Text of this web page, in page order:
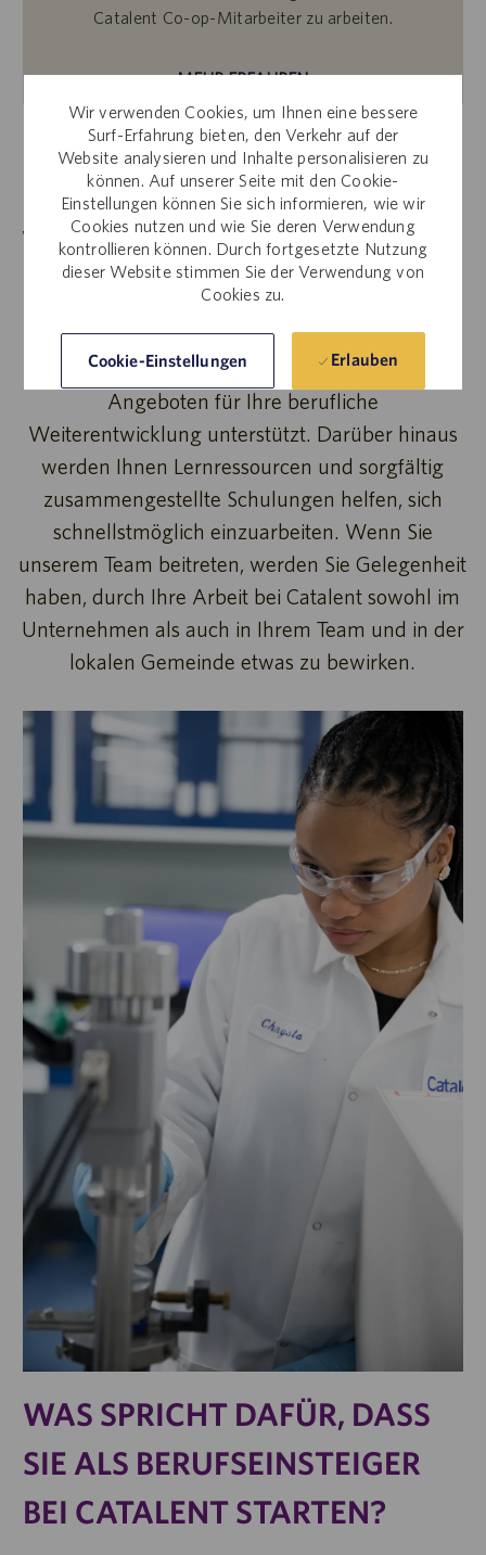
Wir verwenden Cookies, um Ihnen eine bessere
Surf-Erfahrung bieten, den Verkehr auf der
Website analysieren und Inhalte personalisieren zu
können. Auf unserer Seite mit den Cookie-
Einstellungen können Sie sich informieren, wie wir
Cookies nutzen und wie Sie deren Verwendung
kontrollieren können. Durch fortgesetzte Nutzung
dieser Website stimmen Sie der Verwendung von
Cookies zu.
Cookie-Einstellungen Erlauben
Catalent Co-op-Mitarbeiter zu arbeiten.
MEHR ERFAHREN
Angebote für Berufseinsteiger
Wenn Sie Berufseinsteiger sind und Ihre Karriere
zielbewusst in Angriff nehmen wollen, dann ist
Catalent der richtige Ort für Sie. Wenn Sie Ihre
Karriere bei Catalent starten, werden Sie mit
motivierenden Führungsaufgaben und
Angeboten für Ihre berufliche
Weiterentwicklung unterstützt. Darüber hinaus
werden Ihnen Lernressourcen und sorgfältig
zusammengestellte Schulungen helfen, sich
schnellstmöglich einzuarbeiten. Wenn Sie
unserem Team beitreten, werden Sie Gelegenheit
haben, durch Ihre Arbeit bei Catalent sowohl im
Unternehmen als auch in Ihrem Team und in der
lokalen Gemeinde etwas zu bewirken.
WAS SPRICHT DAFÜR, DASS
SIE ALS BERUFSEINSTEIGER
BEI CATALENT STARTEN?